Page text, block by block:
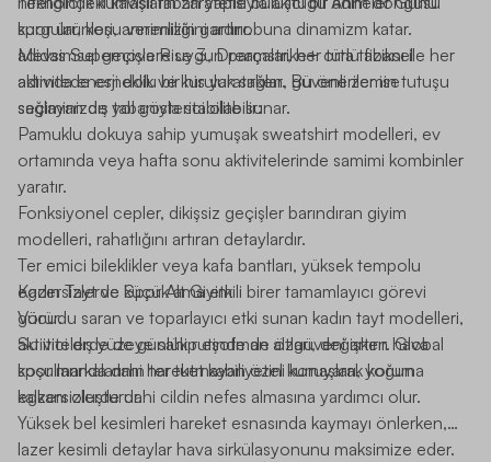
kurgular, koşu verimliliğini artırır.
adidas Supernova Rise 3, Dreamstrike+ orta tabanı ile her
adımda enerji dolu bir his yaratırken, güvenli zemin tutuşu
sağlayan dış tabanıyla stabilite sunar.
spor ürünleri, annenizin gardırobuna dinamizm katar.
Mevsimsel geçişlere uygun parçalar, her türlü fiziksel
aktivitede esneklik ve kuruluk sağlar. Bu öneriler ise
seçiminizde yol gösterici olabilir:
Pamuklu dokuya sahip yumuşak sweatshirt modelleri, ev
ortamında veya hafta sonu aktivitelerinde samimi kombinler
yaratır.
Fonksiyonel cepler, dikişsiz geçişler barındıran giyim
modelleri, rahatlığını artıran detaylardır.
Ter emici bileklikler veya kafa bantları, yüksek tempolu
egzersizlerde küçük ama etkili birer tamamlayıcı görevi
görür.
Su itici dış yüzeye sahip eşofman altları, değişken hava
koşullarında dahi hareket kabiliyetini koruyarak koruma
kalkanı oluşturur.
Kadın Tayt ve Spor Alt Giyim
Vücudu saran ve toparlayıcı etki sunan kadın tayt modelleri,
aktivitelerde de günlük rutinde de özgüveni artırır. Global
spor markalarının ter tutmayan özel kumaşları, yoğun
egzersizlerde dahi cildin nefes almasına yardımcı olur.
Yüksek bel kesimleri hareket esnasında kaymayı önlerken,
lazer kesimli detaylar hava sirkülasyonunu maksimize eder.